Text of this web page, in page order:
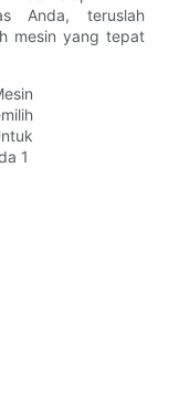
Anda, teruslah
mesin yang tepat